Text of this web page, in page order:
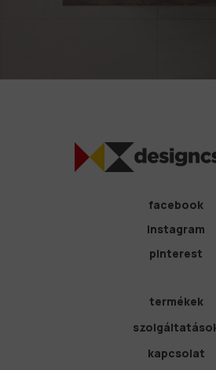
facebook
instagram
pinterest
termékek
kapcsolat